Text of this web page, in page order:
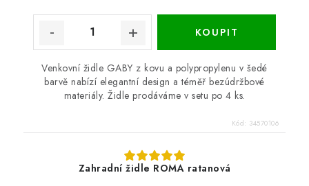
Venkovní židle GABY z kovu a polypropylenu v šedé
barvě nabízí elegantní design a téměř bezúdržbové
materiály. Židle prodáváme v setu po 4 ks.
Kód: 34570106
Zahradní židle ROMA ratanová